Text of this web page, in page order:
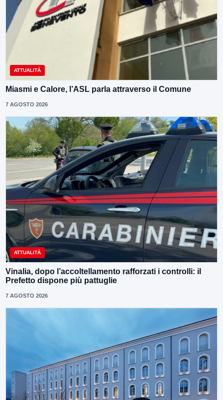
ATTUALITÀ
Miasmi e Calore, l’ASL parla attraverso il Comune
7 AGOSTO 2026
ATTUALITÀ
Vinalia, dopo l’accoltellamento rafforzati i controlli: il
Prefetto dispone più pattuglie
7 AGOSTO 2026